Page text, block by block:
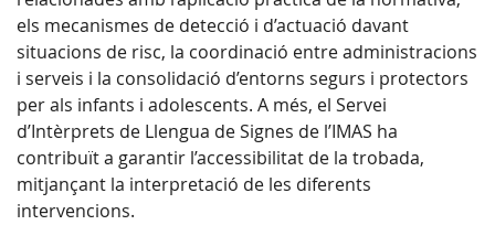
els mecanismes de detecció i d’actuació davant
situacions de risc, la coordinació entre administracions
i serveis i la consolidació d’entorns segurs i protectors
per als infants i adolescents. A més, el Servei
d’Intèrprets de Llengua de Signes de l’IMAS ha
contribuït a garantir l’accessibilitat de la trobada,
mitjançant la interpretació de les diferents
intervencions.